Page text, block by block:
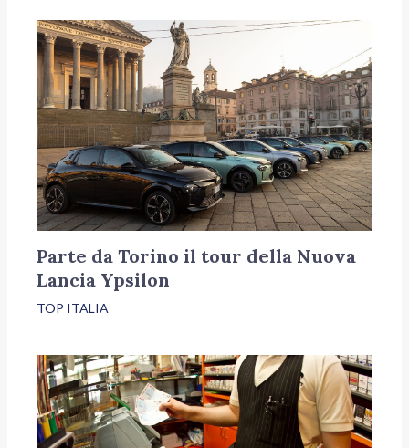
Parte da Torino il tour della Nuova
Lancia Ypsilon
TOP ITALIA